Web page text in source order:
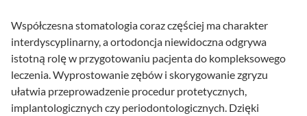
Współczesna stomatologia coraz częściej ma charakter
interdyscyplinarny, a ortodoncja niewidoczna odgrywa
istotną rolę w przygotowaniu pacjenta do kompleksowego
leczenia. Wyprostowanie zębów i skorygowanie zgryzu
ułatwia przeprowadzenie procedur protetycznych,
implantologicznych czy periodontologicznych. Dzięki